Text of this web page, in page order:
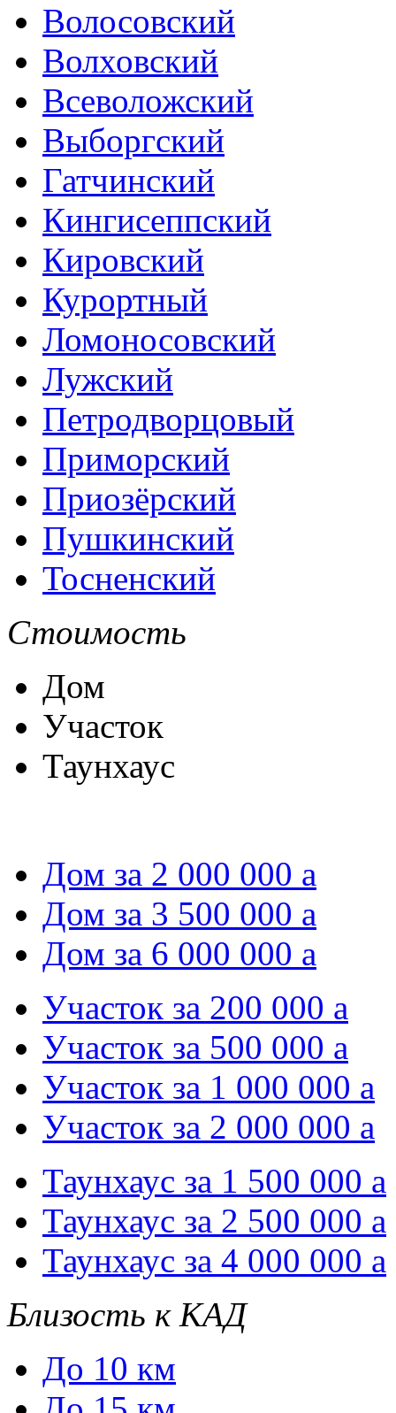
Волосовский
Волховский
Всеволожский
Выборгский
Гатчинский
Кингисеппский
Кировский
Курортный
Ломоносовский
Лужский
Петродворцовый
Приморский
Приозёрский
Пушкинский
Тосненский
Стоимость
Дом
Участок
Таунхаус
Дом за 2 000 000 a
Дом за 3 500 000 a
Дом за 6 000 000 a
Участок за 200 000 a
Участок за 500 000 a
Участок за 1 000 000 a
Участок за 2 000 000 a
Таунхаус за 1 500 000 a
Таунхаус за 2 500 000 a
Таунхаус за 4 000 000 a
Близость к КАД
До 10 км